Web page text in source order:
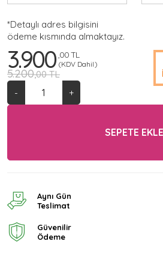
*Detaylı adres bilgisini
ödeme kısmında almaktayız.
3.900 ,00 TL
(KDV Dahil)
5.200,00 TL
-
+
SEPETE EKLE
Aynı Gün
Teslimat
Güvenilir
Ödeme